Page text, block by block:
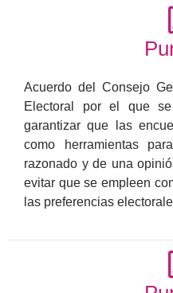
Acuerdo del Consejo
Electoral por el que
garantizar que las
como herramientas
razonado y de una
evitar que se empleen
las preferencias